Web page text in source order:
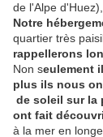
de l'Alpe
Notre
quartier très
rappellerons
Non seulement
plus ils nous
de soleil sur la
ont fait
à la mer en